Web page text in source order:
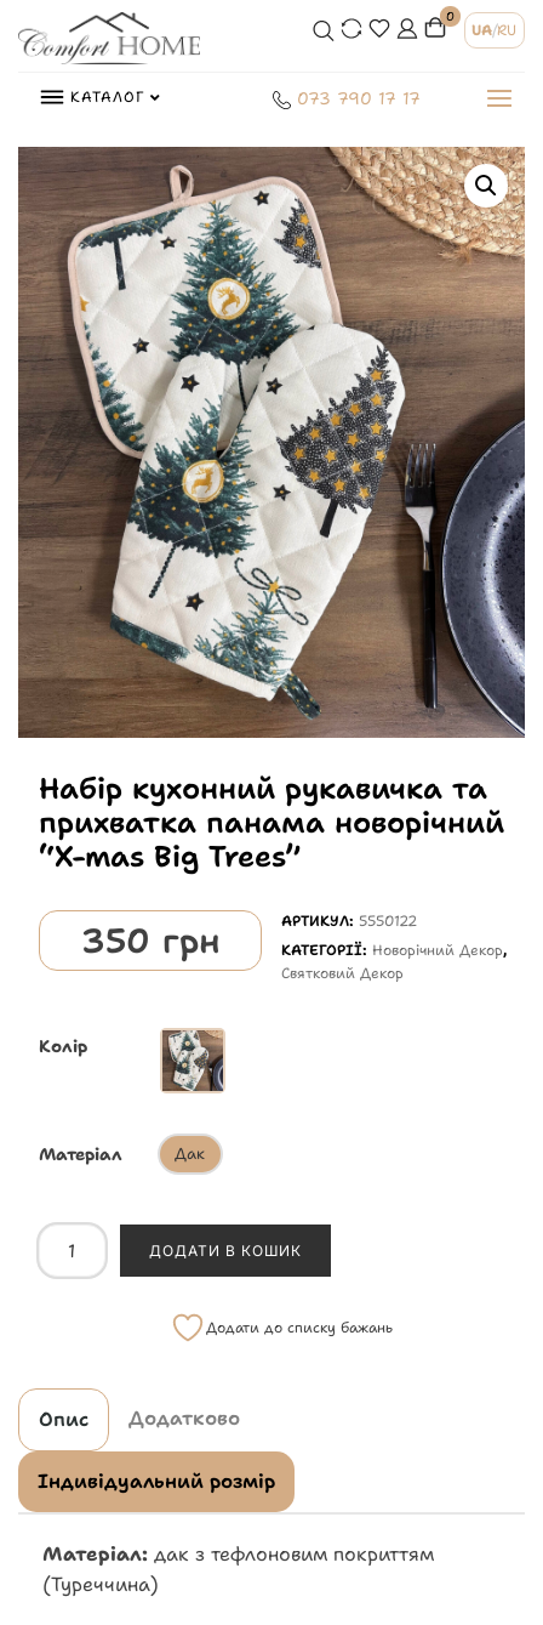
0
UA/RU
КАТАЛОГ 073 790 17 17
Набір кухонний рукавичка та
прихватка панама новорічний
“X-mas Big Trees”
350 грн АРТИКУЛ: 5550122
КАТЕГОРІЇ: Новорічний Декор,
Святковий Декор
Колір
Матеріал Дак
ДОДАТИ В КОШИК
Додати до списку бажань
Опис Додатково
Індивідуальний розмір
Матеріал: дак з тефлоновим покриттям
(Туреччина)